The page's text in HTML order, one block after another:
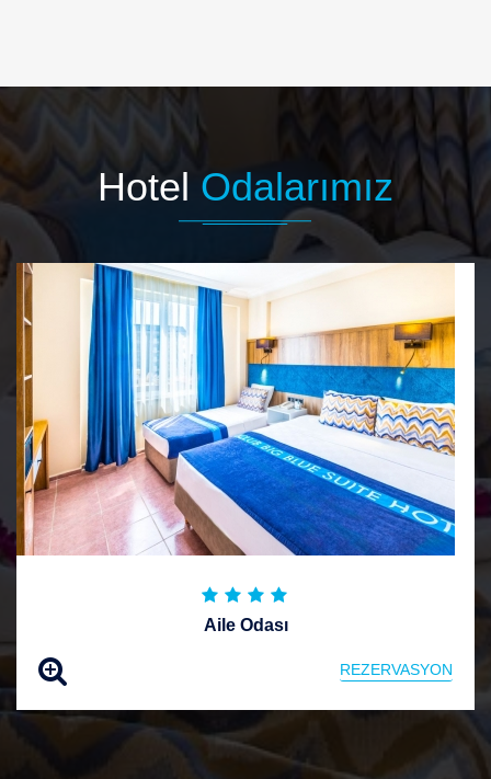
Hotel Odalarımız
Aile Odası
REZERVASYON